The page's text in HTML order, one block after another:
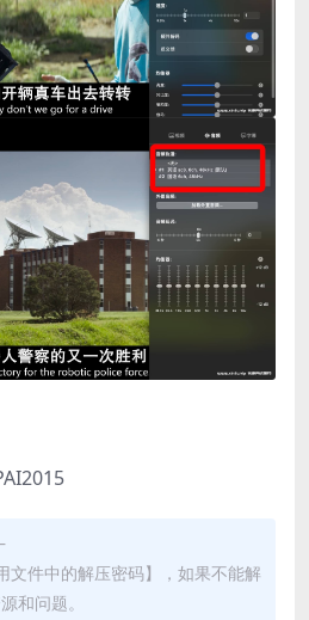
文件中的解压密码】，如果不能解
和问题。